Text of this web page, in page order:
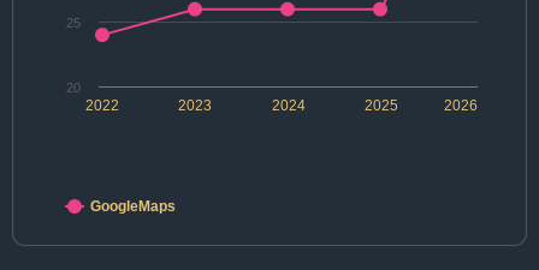
2022 2024 2026
2023 2025
20
25
GoogleMaps